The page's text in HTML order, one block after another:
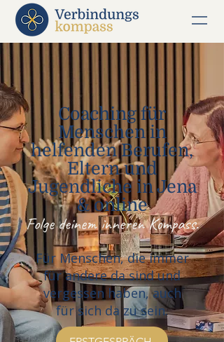
Coaching für
Menschen in
helfenden Berufen,
Eltern und
Jugendliche in Jena
& online
Folge deinem inneren Kompass.
Für Menschen, die immer
für andere da sind und
vergessen haben, auch
für sich da zu sein.